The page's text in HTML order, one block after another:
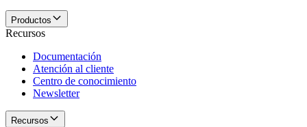
Productos
Recursos
Documentación
Atención al cliente
Centro de conocimiento
Newsletter
Recursos